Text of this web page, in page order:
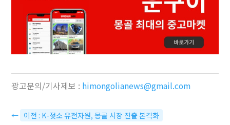
광고문의/기사제보 : himongolianews@gmail.com
← 이전 : K-젖소 유전자원, 몽골 시장 진출 본격화